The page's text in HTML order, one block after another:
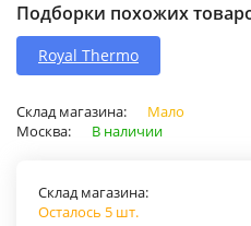
Подборки похожих
Royal Thermo
Склад магазина:
Мало
Москва:
В наличии
Склад магазина:
Осталось 5 шт.